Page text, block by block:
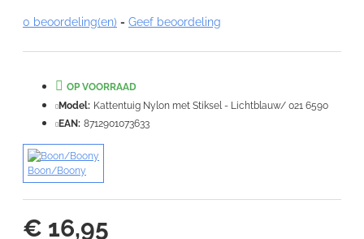
VERDER
0 beoordeling(en) - Geef beoordeling
€ 16,95
OP VOORRAAD
Model: Kattentuig Nylon met Stiksel - Lichtblauw/ 021 6590
EAN: 8712901073633
Boon/Boony